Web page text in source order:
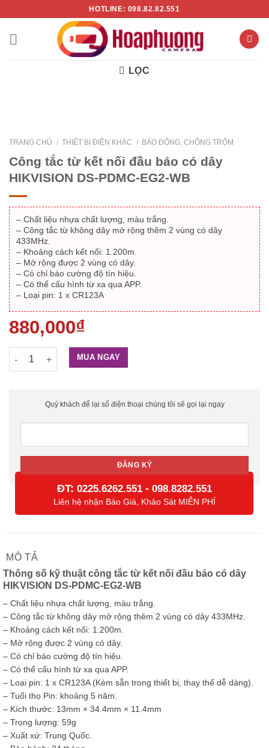
nội
HOTLINE: 098.82.82.551
LỌC
TRANG CHỦ / THIẾT BỊ ĐIỆN KHÁC / BÁO ĐỘNG, CHỐNG TRỘM
Công tắc từ kết nối đầu báo có dây
HIKVISION DS-PDMC-EG2-WB
– Chất liệu nhựa chất lượng, màu trắng.
– Công tắc từ không dây mở rộng thêm 2 vùng có dây
433MHz.
– Khoảng cách kết nối: 1.200m.
– Mở rộng được 2 vùng có dây.
– Có chỉ báo cường độ tín hiệu.
– Có thể cấu hình từ xa qua APP.
– Loại pin: 1 x CR123A
880,000₫
Công tắc từ kết nối đầu báo có dây HIKVISION DS-PDMC-
MUA NGAY
Quý khách để lại số điện thoại chúng tôi sẽ gọi lại ngay
ĐT: 0225.6262.551 - 098.8282.551
Liên hệ nhận Báo Giá, Khảo Sát MIỄN PHÍ
MÔ TẢ
Thông số kỹ thuật công tắc từ kết nối đầu báo có dây
HIKVISION DS-PDMC-EG2-WB
– Chất liệu nhựa chất lượng, màu trắng.
– Công tắc từ không dây mở rộng thêm 2 vùng có dây 433MHz.
– Khoảng cách kết nối: 1.200m.
– Mở rộng được 2 vùng có dây.
– Có chỉ báo cường độ tín hiệu.
– Có thể cấu hình từ xa qua APP.
– Loại pin: 1 x CR123A (Kèm sẵn trong thiết bị, thay thế dễ dàng).
– Tuổi thọ Pin: khoảng 5 năm.
– Kích thước: 13mm × 34.4mm × 11.4mm
– Trọng lượng: 59g
– Xuất xứ: Trung Quốc.